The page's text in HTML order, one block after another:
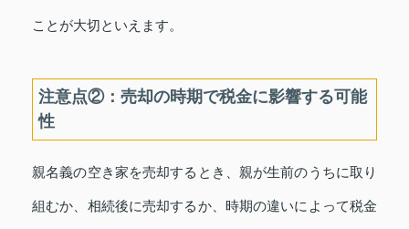
ことが大切といえます。
注意点②：売却の時期で税金に影響する可能
性
親名義の空き家を売却するとき、親が生前のうちに取り
組むか、相続後に売却するか、時期の違いによって税金